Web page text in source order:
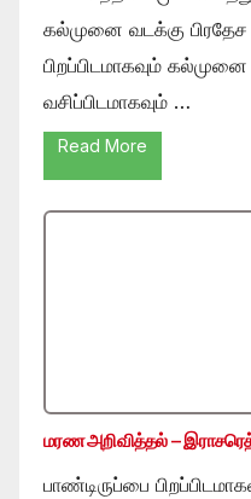
கல்முனை வடக்கு
பிறப்பிடமாகவும்
வசிப்பிடமாகவும் …
Read More
மரண அறிவித்தல் –
பாண்டிருப்பை